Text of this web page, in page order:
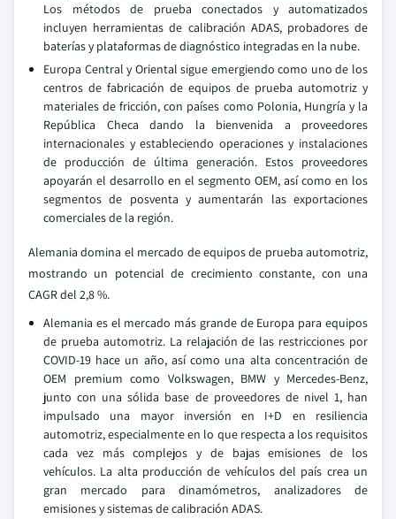
Los métodos de prueba conectados y automatizados
incluyen herramientas de calibración ADAS, probadores de
baterías y plataformas de diagnóstico integradas en la nube.
Europa Central y Oriental sigue emergiendo como uno de los
centros de fabricación de equipos de prueba automotriz y
materiales de fricción, con países como Polonia, Hungría y la
República Checa dando la bienvenida a proveedores
internacionales y estableciendo operaciones y instalaciones
de producción de última generación. Estos proveedores
apoyarán el desarrollo en el segmento OEM, así como en los
segmentos de posventa y aumentarán las exportaciones
comerciales de la región.
Alemania domina el mercado de equipos de prueba automotriz,
mostrando un potencial de crecimiento constante, con una
CAGR del 2,8 %.
Alemania es el mercado más grande de Europa para equipos
de prueba automotriz. La relajación de las restricciones por
COVID-19 hace un año, así como una alta concentración de
OEM premium como Volkswagen, BMW y Mercedes-Benz,
junto con una sólida base de proveedores de nivel 1, han
impulsado una mayor inversión en I+D en resiliencia
automotriz, especialmente en lo que respecta a los requisitos
cada vez más complejos y de bajas emisiones de los
vehículos. La alta producción de vehículos del país crea un
gran mercado para dinamómetros, analizadores de
emisiones y sistemas de calibración ADAS.